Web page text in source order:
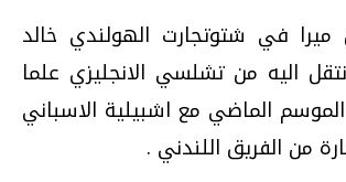
في شتوتجارت الهولندي خالد
اليه من تشلسي الانجليزي علما
الماضي مع اشبيلية الاسباني
من الفريق اللندني .